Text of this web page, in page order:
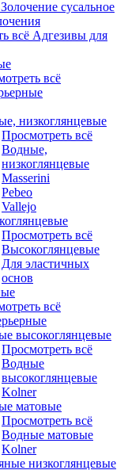
сусальное
всё Адгезивы для
всё
низкоглянцевые
Просмотреть всё
Водные,
низкоглянцевые
Masserini
Pebeo
Vallejo
Просмотреть всё
Высокоглянцевые
Для эластичных
основ
всё
высокоглянцевые
Просмотреть всё
Водные
высокоглянцевые
Kolner
матовые
Просмотреть всё
Водные матовые
Kolner
низкоглянцевые